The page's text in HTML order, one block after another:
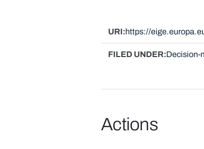
URI https://
FILED UNDER Decision-
Actions